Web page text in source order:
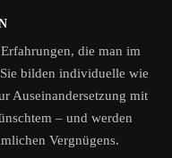
die man im
bilden individuelle wie
Auseinandersetzung mit
– und werden
Vergnügens.